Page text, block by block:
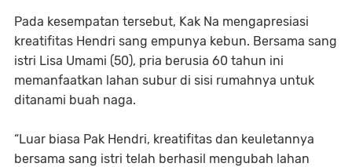
Pada kesempatan tersebut, Kak Na mengapresiasi
kreatifitas Hendri sang empunya kebun. Bersama sang
istri Lisa Umami (50), pria berusia 60 tahun ini
memanfaatkan lahan subur di sisi rumahnya untuk
ditanami buah naga.
“Luar biasa Pak Hendri, kreatifitas dan keuletannya
bersama sang istri telah berhasil mengubah lahan